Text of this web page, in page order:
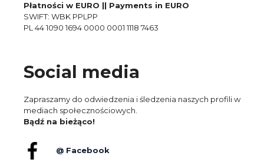
Płatności w EURO || Payments in EURO
SWIFT: WBK PPLPP
PL 44 1090 1694 0000 0001 1118 7463
Social media
Zapraszamy do odwiedzenia i śledzenia naszych profili w
mediach społecznościowych.
Bądź na bieżąco!
@ Facebook